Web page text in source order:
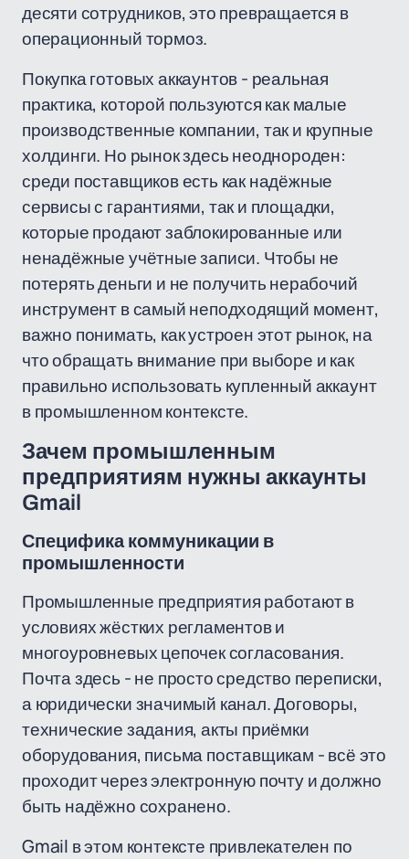
десяти сотрудников, это превращается в
операционный тормоз.
Покупка готовых аккаунтов - реальная
практика, которой пользуются как малые
производственные компании, так и крупные
холдинги. Но рынок здесь неоднороден:
среди поставщиков есть как надёжные
сервисы с гарантиями, так и площадки,
которые продают заблокированные или
ненадёжные учётные записи. Чтобы не
потерять деньги и не получить нерабочий
инструмент в самый неподходящий момент,
важно понимать, как устроен этот рынок, на
что обращать внимание при выборе и как
правильно использовать купленный аккаунт
в промышленном контексте.
Зачем промышленным
предприятиям нужны аккаунты
Gmail
Специфика коммуникации в
промышленности
Промышленные предприятия работают в
условиях жёстких регламентов и
многоуровневых цепочек согласования.
Почта здесь - не просто средство переписки,
а юридически значимый канал. Договоры,
технические задания, акты приёмки
оборудования, письма поставщикам - всё это
проходит через электронную почту и должно
быть надёжно сохранено.
Gmail в этом контексте привлекателен по